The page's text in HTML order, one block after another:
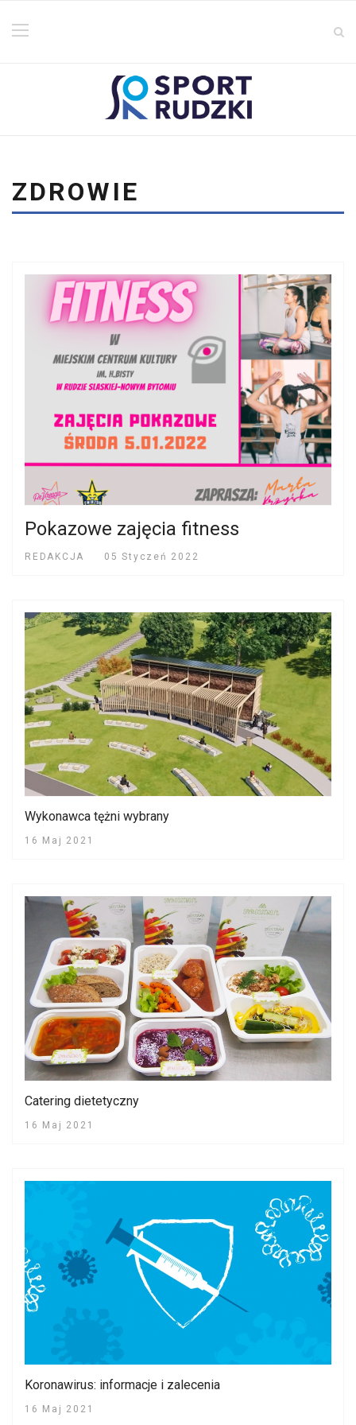
ZDROWIE
Pokazowe zajęcia fitness
REDAKCJA 05 Styczeń 2022
Wykonawca tężni wybrany
16 Maj 2021
Catering dietetyczny
16 Maj 2021
Koronawirus: informacje i zalecenia
16 Maj 2021